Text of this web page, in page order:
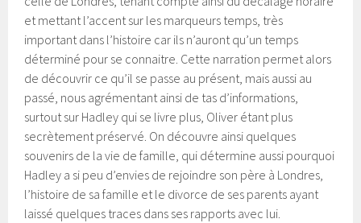
et mettant l’accent sur les marqueurs temps, très
important dans l’histoire car ils n’auront qu’un temps
déterminé pour se connaitre. Cette narration permet alors
de découvrir ce qu’il se passe au présent, mais aussi au
passé, nous agrémentant ainsi de tas d’informations,
surtout sur Hadley qui se livre plus, Oliver étant plus
secrètement préservé. On découvre ainsi quelques
souvenirs de la vie de famille, qui détermine aussi pourquoi
Hadley a si peu d’envies de rejoindre son père à Londres,
l’histoire de sa famille et le divorce de ses parents ayant
laissé quelques traces dans ses rapports avec lui.